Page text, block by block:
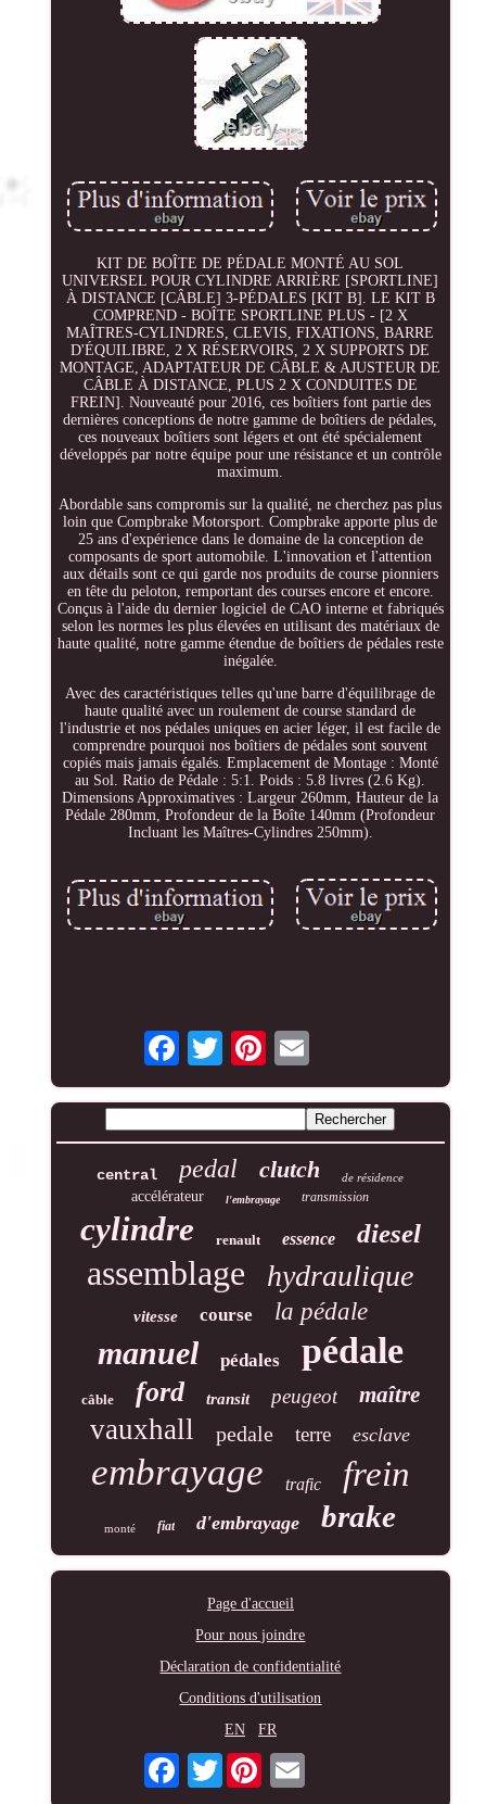
KIT DE BOÎTE DE PÉDALE MONTÉ AU SOL
UNIVERSEL POUR CYLINDRE ARRIÈRE [SPORTLINE]
À DISTANCE [CÂBLE] 3-PÉDALES [KIT B]. LE KIT B
COMPREND - BOÎTE SPORTLINE PLUS - [2 X
MAÎTRES-CYLINDRES, CLEVIS, FIXATIONS, BARRE
D'ÉQUILIBRE, 2 X RÉSERVOIRS, 2 X SUPPORTS DE
MONTAGE, ADAPTATEUR DE CÂBLE & AJUSTEUR DE
CÂBLE À DISTANCE, PLUS 2 X CONDUITES DE
FREIN]. Nouveauté pour 2016, ces boîtiers font partie des
dernières conceptions de notre gamme de boîtiers de pédales,
ces nouveaux boîtiers sont légers et ont été spécialement
développés par notre équipe pour une résistance et un contrôle
maximum.
Abordable sans compromis sur la qualité, ne cherchez pas plus
loin que Compbrake Motorsport. Compbrake apporte plus de
25 ans d'expérience dans le domaine de la conception de
composants de sport automobile. L'innovation et l'attention
aux détails sont ce qui garde nos produits de course pionniers
en tête du peloton, remportant des courses encore et encore.
Conçus à l'aide du dernier logiciel de CAO interne et fabriqués
selon les normes les plus élevées en utilisant des matériaux de
haute qualité, notre gamme étendue de boîtiers de pédales reste
inégalée.
Avec des caractéristiques telles qu'une barre d'équilibrage de
haute qualité avec un roulement de course standard de
l'industrie et nos pédales uniques en acier léger, il est facile de
comprendre pourquoi nos boîtiers de pédales sont souvent
copiés mais jamais égalés. Emplacement de Montage : Monté
au Sol. Ratio de Pédale : 5:1. Poids : 5.8 livres (2.6 Kg).
Dimensions Approximatives : Largeur 260mm, Hauteur de la
Pédale 280mm, Profondeur de la Boîte 140mm (Profondeur
Incluant les Maîtres-Cylindres 250mm).
central pedal clutch de résidence
accélérateur l'embrayage transmission
cylindre renault essence diesel
assemblage hydraulique
vitesse course la pédale
manuel pédales pédale
câble ford transit peugeot maître
vauxhall pedale terre esclave
embrayage trafic frein
monté fiat d'embrayage brake
Page d'accueil
Pour nous joindre
Déclaration de confidentialité
Conditions d'utilisation
EN
FR
Twitter